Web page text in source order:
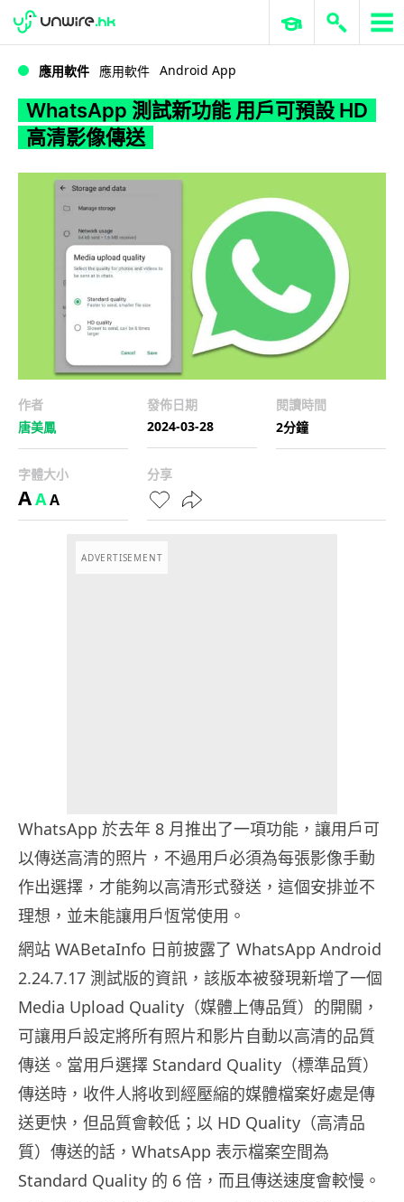
WWDC 2026 ERP 與商業 AI
應用軟件 應用軟件 Android App
WhatsApp 測試新功能 用戶可預設 HD
高清影像傳送
作者
唐美鳳
發佈日期
2024-03-28
閱讀時間
2分鐘
字體大小
AAA
分享
ADVERTISEMENT
WhatsApp 於去年 8 月推出了一項功能，讓用戶可
以傳送高清的照片，不過用戶必須為每張影像手動
作出選擇，才能夠以高清形式發送，這個安排並不
理想，並未能讓用戶恆常使用。
網站 WABetaInfo 日前披露了 WhatsApp Android
2.24.7.17 測試版的資訊，該版本被發現新增了一個
Media Upload Quality（媒體上傳品質）的開關，
可讓用戶設定將所有照片和影片自動以高清的品質
傳送。當用戶選擇 Standard Quality（標準品質）
傳送時，收件人將收到經壓縮的媒體檔案好處是傳
送更快，但品質會較低；以 HD Quality（高清品
質）傳送的話，WhatsApp 表示檔案空間為
Standard Quality 的 6 倍，而且傳送速度會較慢。